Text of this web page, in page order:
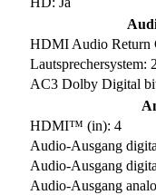
HDMI Audio Return
Lautsprechersystem:
AC3 Dolby Digital
HDMI™ (in): 4
Audio-Ausgang
Audio-Ausgang
Audio-Ausgang